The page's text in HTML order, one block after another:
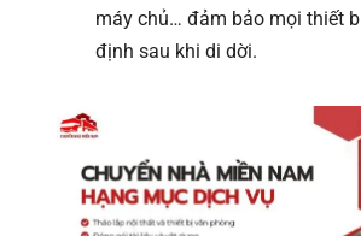
máy chủ… đảm bảo mọi thiết
định sau khi di dời.